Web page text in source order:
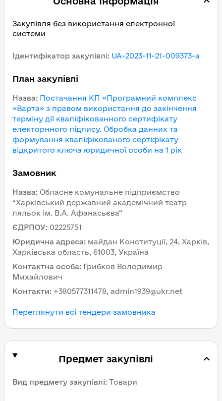
Закупівля без використання електронної
системи
Ідентифікатор закупівлі: UA-2023-11-21-009373-a
План закупівлі
Назва: Постачання КП «Програмний комплекс
«Варта» з правом використання до закінчення
терміну дії кваліфікованного сертифікату
електорнного підпису. Обробка данних та
формування кваліфікованого сертіфікату
відкритого ключа юридичної особи на 1 рік
Замовник
Назва: Обласне комунальне підприємство
“Харківський державний академічний театр
ляльок ім. В.А. Афанасьєва“
ЄДРПОУ: 02225751
Юридична адреса: майдан Конституції, 24, Харків,
Харківська область, 61003, Україна
Контактна особа: Грибков Володимир
Михайлович
Контакти: +380577311478, admin1939@ukr.net
Переглянути всі тендери замовника
Предмет закупівлі
Вид предмету закупівлі: Товари